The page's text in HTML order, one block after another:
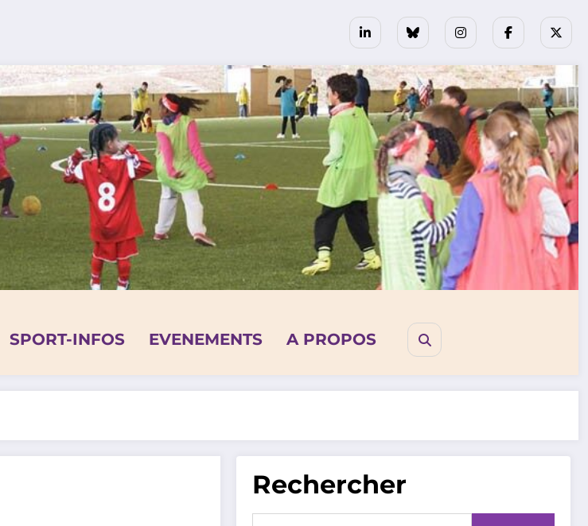
SPORT-INFOS EVENEMENTS A PROPOS
Rechercher